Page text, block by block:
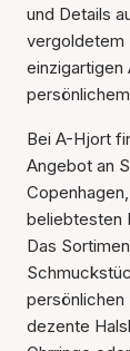
und Details
vergoldetem
einzigartigen
Bei A-Hjort
Angebot an
beliebtesten
Das
dezente